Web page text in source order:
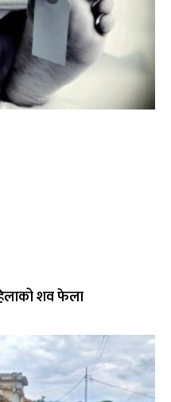
शव फेला